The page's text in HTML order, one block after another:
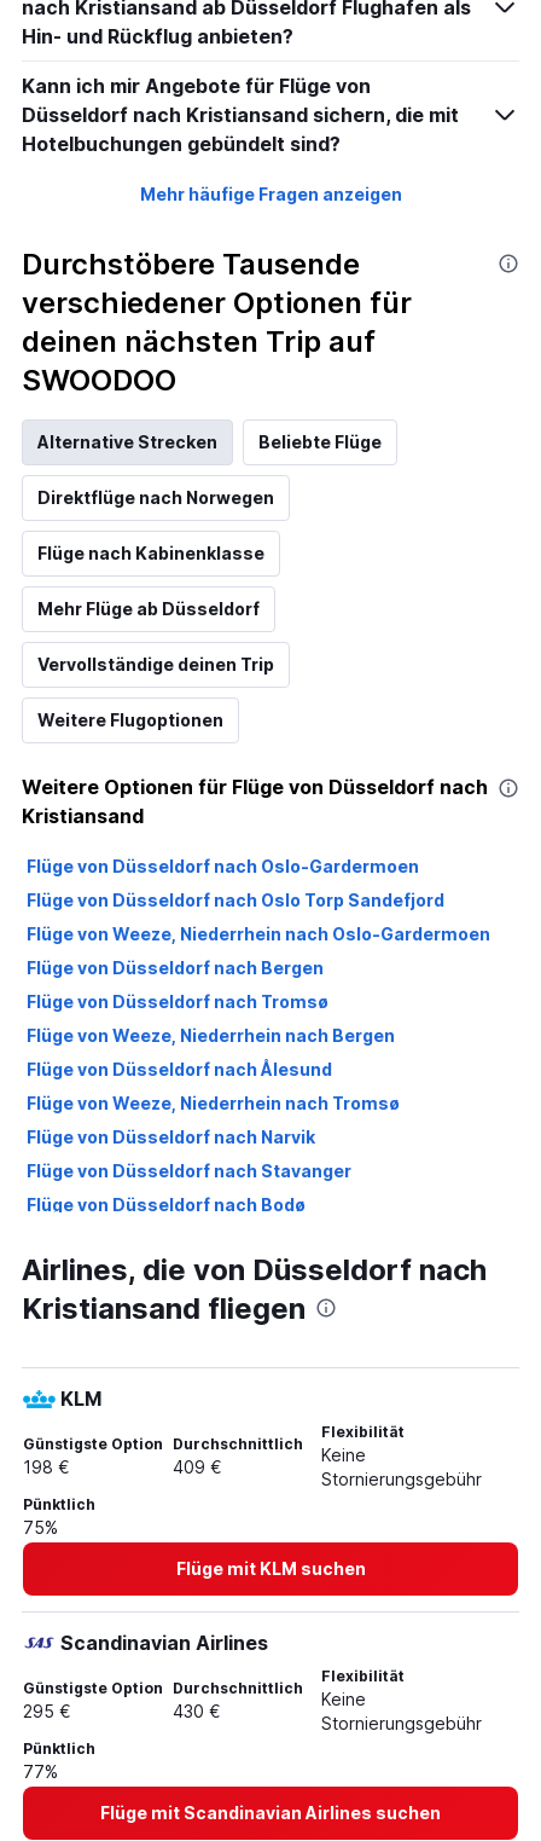
nach Kristiansand ab Düsseldorf Flughafen als
Hin- und Rückflug anbieten?
Kann ich mir Angebote für Flüge von
Düsseldorf nach Kristiansand sichern, die mit
Hotelbuchungen gebündelt sind?
Mehr häufige Fragen anzeigen
Durchstöbere Tausende
verschiedener Optionen für
deinen nächsten Trip auf
SWOODOO
Alternative Strecken Beliebte Flüge
Direktflüge nach Norwegen
Flüge nach Kabinenklasse
Mehr Flüge ab Düsseldorf
Vervollständige deinen Trip
Weitere Flugoptionen
Weitere Optionen für Flüge von Düsseldorf nach
Kristiansand
Flüge von Düsseldorf nach Oslo-Gardermoen
Flüge von Düsseldorf nach Oslo Torp Sandefjord
Flüge von Weeze, Niederrhein nach Oslo-Gardermoen
Flüge von Düsseldorf nach Bergen
Flüge von Düsseldorf nach Tromsø
Flüge von Weeze, Niederrhein nach Bergen
Flüge von Düsseldorf nach Ålesund
Flüge von Weeze, Niederrhein nach Tromsø
Flüge von Düsseldorf nach Narvik
Flüge von Düsseldorf nach Stavanger
Flüge von Düsseldorf nach Bodø
Flüge von Düsseldorf nach Kirkenes
Flüge von Düsseldorf nach Leknes
Flüge von Düsseldorf nach Bardufoss
Flüge von Weeze, Niederrhein nach Trondheim
Flüge von Düsseldorf nach Haugesund
Flüge von Düsseldorf nach Alta
Flüge von Düsseldorf nach Svolvær
Flüge von Düsseldorf nach Volda
Airlines, die von Düsseldorf nach
Kristiansand fliegen
KLM
Günstigste Option
198 €
Durchschnittlich
409 €
Flexibilität
Keine
Stornierungsgebühr
Pünktlich
75%
Flüge mit KLM suchen
Scandinavian Airlines
Günstigste Option
295 €
Durchschnittlich
430 €
Flexibilität
Keine
Stornierungsgebühr
Pünktlich
77%
Flüge mit Scandinavian Airlines suchen